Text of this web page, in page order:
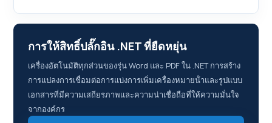
การให้สิทธิ์ปลั๊กอิน .NET ที่ยืดหยุ่น
เครื่องอัตโนมัติทุกส่วนของรุ่น Word และ PDF ใน .NET การสร้าง
การแปลงการเชื่อมต่อการแบ่งการเพิ่มเครื่องหมายน้ําและรูปแบบ
เอกสารที่มีความเสถียรภาพและความน่าเชื่อถือที่ให้ความมั่นใจ
จากองค์กร